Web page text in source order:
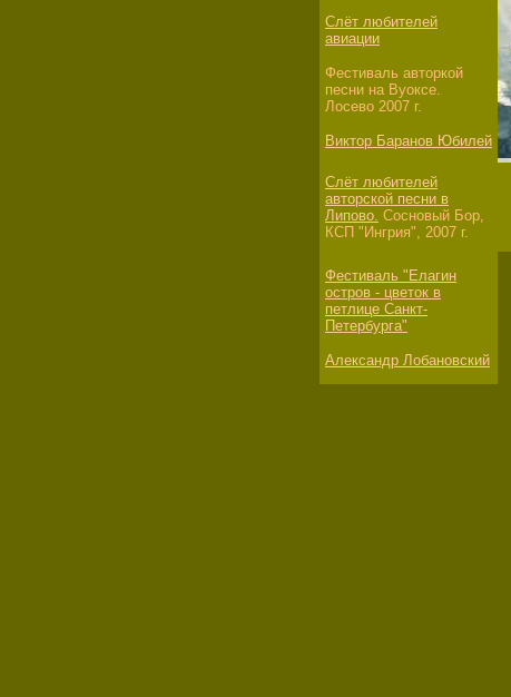
Слёт любителей
авиации
Фестиваль авторкой
песни на Вуоксе.
Лосево 2007 г.
Виктор Баранов Юбилей
Слёт любителей
авторской песни в
Липово. Сосновый Бор,
КСП "Ингрия", 2007 г.
Фестиваль "Елагин
остров - цветок в
петлице Санкт-
Петербурга"
Александр Лобановский